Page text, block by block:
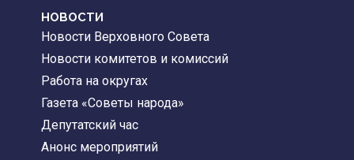
НОВОСТИ
Новости Верховного Совета
Новости комитетов и комиссий
Работа на округах
Газета «Советы народа»
Депутатский час
Анонс мероприятий